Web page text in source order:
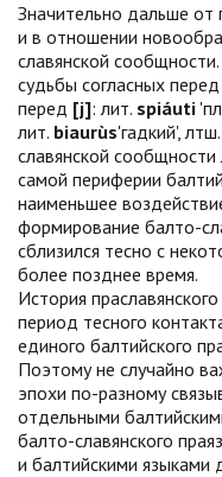
Значительно дальше от
и в отношении
славянской
судьбы согласных перед
перед [j]: лит. spiáuti
лит. biaurùs'гадкий', лтш.
славянской
самой периферии
наименьшее
формирование балто-
сблизился тесно с
более позднее время.
История
период тесного
единого балтийского
Поэтому не случайно
эпохи по-разному
отдельными
балто-славянского
и балтийскими